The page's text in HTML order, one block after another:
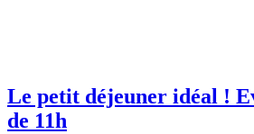
Le petit déjeuner idéal !
de 11h